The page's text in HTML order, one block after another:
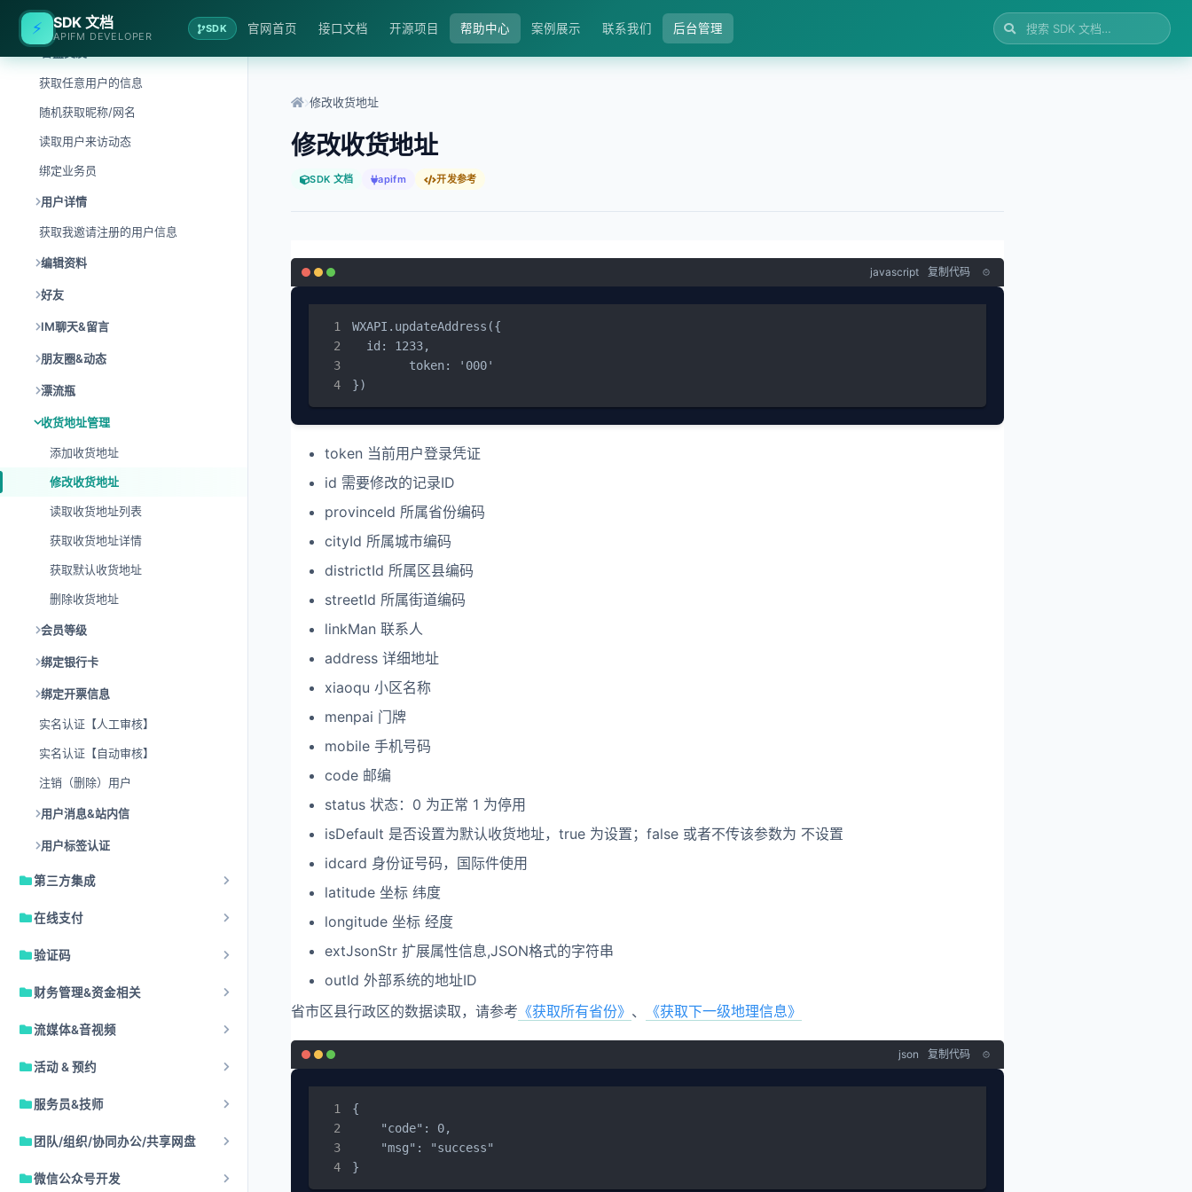
⚡ SDK 文档
APIFM DEVELOPER
SDK 官网首页 接口文档 开源项目 帮助中心 案例展示 联系我们 后台管理
用户&会员&社交
获取任意用户的信息
随机获取昵称/网名
读取用户来访动态
绑定业务员
用户详情
获取我邀请注册的用户信息
编辑资料
好友
IM聊天&留言
朋友圈&动态
漂流瓶
收货地址管理
添加收货地址
修改收货地址
读取收货地址列表
获取收货地址详情
获取默认收货地址
删除收货地址
会员等级
绑定银行卡
绑定开票信息
实名认证【人工审核】
实名认证【自动审核】
注销（删除）用户
用户消息&站内信
用户标签认证
第三方集成
在线支付
验证码
财务管理&资金相关
流媒体&音视频
活动 & 预约
服务员&技师
团队/组织/协同办公/共享网盘
微信公众号开发
修改收货地址
修改收货地址
SDK 文档 apifm 开发参考
javascript 复制代码
WXAPI.updateAddress({
  id: 1233,
})
token 当前用户登录凭证
id 需要修改的记录ID
provinceId 所属省份编码
cityId 所属城市编码
districtId 所属区县编码
streetId 所属街道编码
linkMan 联系人
address 详细地址
xiaoqu 小区名称
menpai 门牌
mobile 手机号码
code 邮编
status 状态：0 为正常 1 为停用
isDefault 是否设置为默认收货地址，true 为设置；false 或者不传该参数为 不设置
idcard 身份证号码，国际件使用
latitude 坐标 纬度
longitude 坐标 经度
extJsonStr 扩展属性信息,JSON格式的字符串
outId 外部系统的地址ID
省市区县行政区的数据读取，请参考 《获取所有省份》 、 《获取下一级地理信息》
json 复制代码
{
    "code": 0,
    "msg": "success"
}